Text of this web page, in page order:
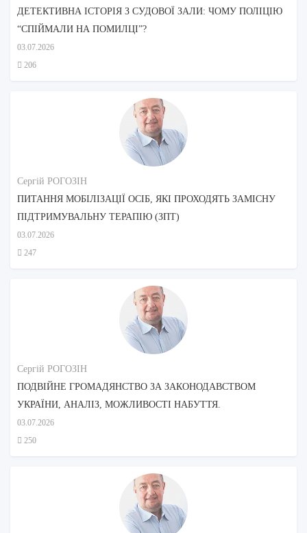
ДЕТЕКТИВНА ІСТОРІЯ З СУДОВОЇ ЗАЛИ: ЧОМУ ПОЛІЦІЮ
“СПІЙМАЛИ НА ПОМИЛЦІ”?
03.07.2026
206
Сергій РОГОЗІН
ПИТАННЯ МОБІЛІЗАЦІЇ ОСІБ, ЯКІ ПРОХОДЯТЬ ЗАМІСНУ
ПІДТРИМУВАЛЬНУ ТЕРАПІЮ (ЗПТ)
03.07.2026
247
Сергій РОГОЗІН
ПОДВІЙНЕ ГРОМАДЯНСТВО ЗА ЗАКОНОДАВСТВОМ
УКРАЇНИ, АНАЛІЗ, МОЖЛИВОСТІ НАБУТТЯ.
03.07.2026
250